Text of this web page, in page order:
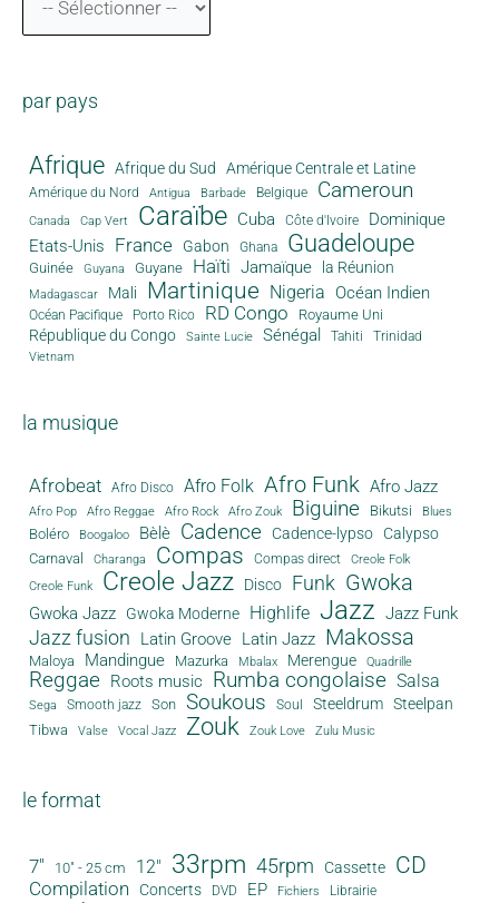
par pays
Afrique Afrique du Sud Amérique Centrale et Latine
Amérique du Nord Antigua Barbade Belgique Cameroun
Canada Cap Vert Caraïbe Cuba Côte d'Ivoire
Dominique
Etats-Unis
France Gabon Ghana Guadeloupe
Guinée Guyana Guyane Haïti Jamaïque la Réunion
Madagascar Mali Martinique Nigeria Océan Indien
Océan Pacifique Porto Rico RD Congo Royaume Uni
République du Congo Sainte Lucie Sénégal Tahiti Trinidad
Vietnam
la musique
Afrobeat Afro Disco Afro Folk Afro Funk Afro Jazz
Afro Pop Afro Reggae Afro Rock Afro Zouk Biguine Bikutsi Blues
Boléro Boogaloo Bèlè Cadence Cadence-lypso Calypso
Carnaval Charanga Compas Compas direct
Creole Folk
Creole Funk
Creole Jazz Disco Funk Gwoka
Gwoka Jazz Gwoka Moderne Highlife Jazz Jazz Funk
Jazz fusion Latin Groove Latin Jazz Makossa
Maloya Mandingue Mazurka Mbalax Merengue Quadrille
Reggae Roots music Rumba congolaise Salsa
Sega Smooth jazz Son Soukous Soul Steeldrum Steelpan
Tibwa Valse Vocal Jazz Zouk Zouk Love Zulu Music
le format
7" 10" - 25 cm 12" 33rpm 45rpm Cassette CD
Compilation Concerts DVD EP Fichiers Librairie